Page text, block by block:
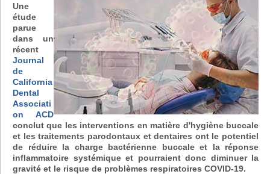
Une
étude
parue
dans un
récent
Journal
de
California
Dental
Associati
on ACD
conclut que les interventions en matière d'hygiène buccale
et les traitements parodontaux et dentaires ont le potentiel
de réduire la charge bactérienne buccale et la réponse
inflammatoire systémique et pourraient donc diminuer la
gravité et le risque de problèmes respiratoires COVID-19.